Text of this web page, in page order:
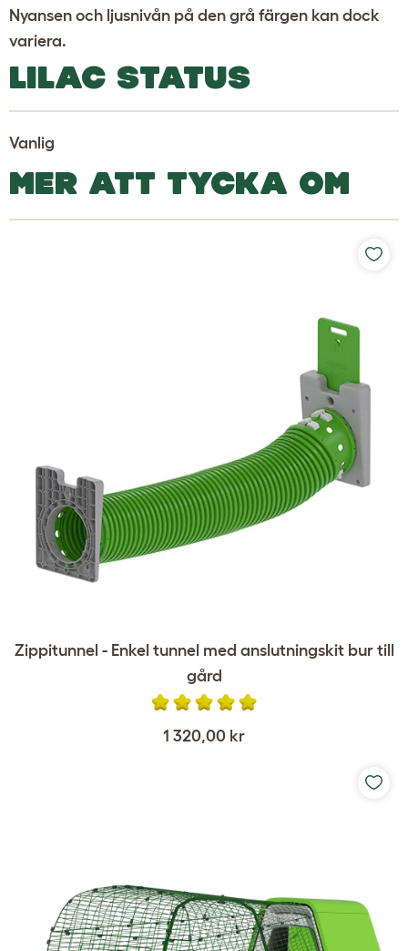
Nyansen och ljusnivån på den grå färgen kan dock
variera.
LILAC STATUS
Vanlig
MER ATT TYCKA OM
Zippitunnel - Enkel tunnel med anslutningskit bur till
gård
1 320,00 kr